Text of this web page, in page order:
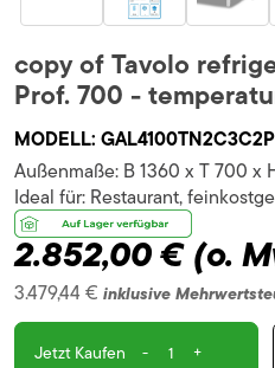
copy of Tavolo
Prof. 700 -
MODELL: GAL4100TN2C3C2P
Außenmaße: B 1360 x T 700 x
2.852,00 € (o.
3.479,44 € inklusive
Ideal für: Restaurant,
Jetzt Kaufen - +